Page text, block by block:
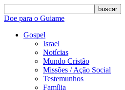
buscar
Doe para o Guiame
Gospel
Israel
Notícias
Mundo Cristão
Missões / Ação Social
Testemunhos
Família